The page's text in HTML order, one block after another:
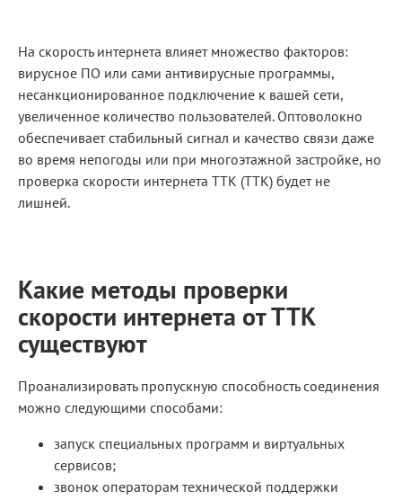
На скорость интернета влияет множество факторов:
вирусное ПО или сами антивирусные программы,
несанкционированное подключение к вашей сети,
увеличенное количество пользователей. Оптоволокно
обеспечивает стабильный сигнал и качество связи даже
во время непогоды или при многоэтажной застройке, но
проверка скорости интернета ТТК (TTK) будет не
лишней.
Какие методы проверки
скорости интернета от ТТК
существуют
Проанализировать пропускную способность соединения
можно следующими способами:
запуск специальных программ и виртуальных
сервисов;
звонок операторам технической поддержки